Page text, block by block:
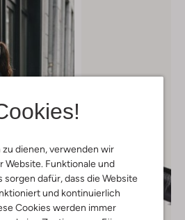
dienen, verwenden wir
Website. Funktionale und
sorgen dafür, dass die Website
und kontinuierlich
Cookies werden immer